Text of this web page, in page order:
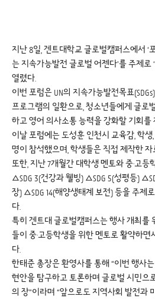
지난 8일, 겐트대학교 글로벌캠퍼스에서 ‘
는 지속가능발전 글로벌 어젠다’를 주제로
열렸다.
이번 포럼은 UN의 지속가능발전목표
프로그램의 일환으로, 청소년들에게 글로
하고 영어 의사소통 능력을 강화할 기회를
이날 포럼에는 도성훈 인천시 교육감, 학생
명이 참석했으며, 학생들은 직접 제작한
또한, 지난 7개월간 대학생 멘토와 중·고
△SDG 3(건강과 웰빙) △SDG 5(성평등)
장) △SDG 14(해양생태계 보전) 등을 주제
다.
특히 겐트대 글로벌캠퍼스는 행사 개최를
들이 중·고등학생을 위한 멘토로 활약하
다.
한태준 총장은 환영사를 통해 “이번 행사
현안을 탐구하고 토론하며 글로벌 시민으
의 장”이라며 “앞으로도 지역사회 발전과